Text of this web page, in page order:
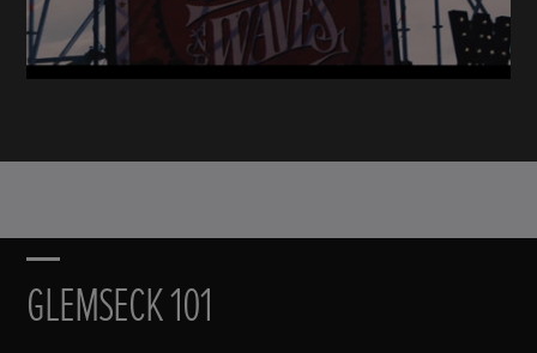
GLEMSECK 101